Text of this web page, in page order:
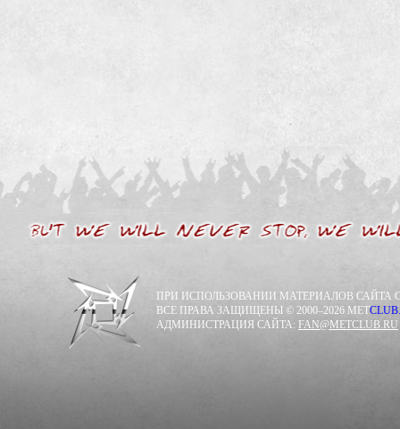
ПРИ ИСПОЛЬЗОВАНИИ МАТЕРИАЛОВ САЙТА
ВСЕ ПРАВА ЗАЩИЩЕНЫ © 2000–2026 METCLUB.
АДМИНИСТРАЦИЯ САЙТА: FAN@METCLUB.RU